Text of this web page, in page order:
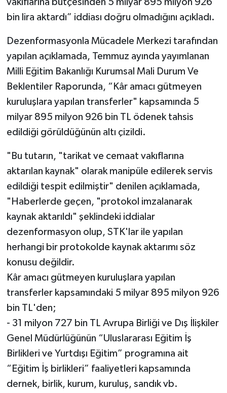
bin lira aktardı” iddiası doğru olmadığını açıkladı.
Dezenformasyonla Mücadele Merkezi tarafından
yapılan açıklamada, Temmuz ayında yayımlanan
Milli Eğitim Bakanlığı Kurumsal Mali Durum Ve
Beklentiler Raporunda, “Kâr amacı gütmeyen
kuruluşlara yapılan transferler" kapsamında 5
milyar 895 milyon 926 bin TL ödenek tahsis
edildiği görüldüğünün altı çizildi.
"Bu tutarın, "tarikat ve cemaat vakıflarına
aktarılan kaynak" olarak manipüle edilerek servis
edildiği tespit edilmiştir" denilen açıklamada,
"Haberlerde geçen, "protokol imzalanarak
kaynak aktarıldı" şeklindeki iddialar
dezenformasyon olup, STK'lar ile yapılan
herhangi bir protokolde kaynak aktarımı söz
konusu değildir.
Kâr amacı gütmeyen kuruluşlara yapılan
transferler kapsamındaki 5 milyar 895 milyon 926
bin TL'den;
- 31 milyon 727 bin TL Avrupa Birliği ve Dış İlişkiler
Genel Müdürlüğünün “Uluslararası Eğitim İş
Birlikleri ve Yurtdışı Eğitim” programına ait
“Eğitim İş birlikleri” faaliyetleri kapsamında
dernek, birlik, kurum, kuruluş, sandık vb.